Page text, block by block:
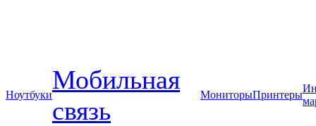
Ноутбуки
Мобильная
связь
МониторыПринтеры